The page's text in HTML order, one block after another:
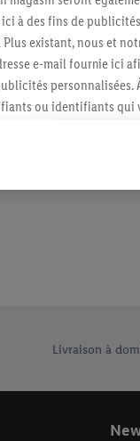
Livraison à
à des fins de
existant, nous et
e-mail fournie ici
ou identifiants qui
exemple en plaçant
affichées sur
vous être attribués
déclaration relative